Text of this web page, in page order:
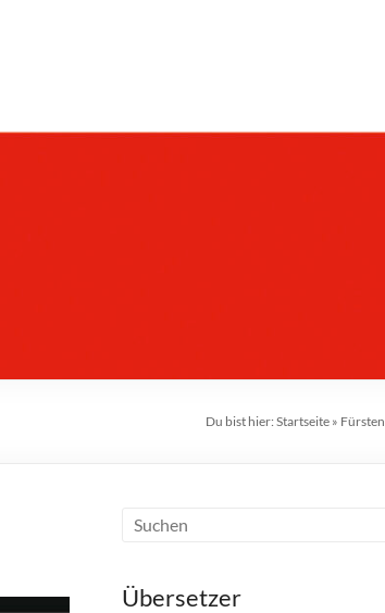
Du bist hier: Startseite »
Übersetzer